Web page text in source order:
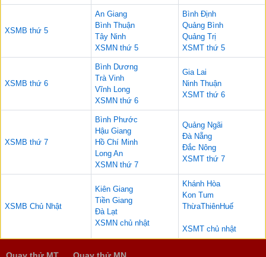
XSMB thứ 5
An Giang
Bình Thuận
Tây Ninh
XSMN thứ 5
Bình Định
Quảng Bình
Quảng Trị
XSMT thứ 5
XSMB thứ 6
Bình Dương
Trà Vinh
Vĩnh Long
XSMN thứ 6
Gia Lai
Ninh Thuận
XSMT thứ 6
XSMB thứ 7
Bình Phước
Hậu Giang
Hồ Chí Minh
Long An
XSMN thứ 7
Quảng Ngãi
Đà Nẵng
Đắc Nông
XSMT thứ 7
XSMB Chủ Nhật
Kiên Giang
Tiền Giang
Đà Lạt
XSMN chủ nhật
Khánh Hòa
Kon Tum
ThừaThiênHuế
XSMT chủ nhật